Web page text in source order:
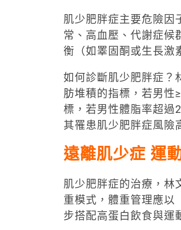
肌少肥胖症主要危險因
常、高血壓、代謝症候
衡（如睪固酮或生長激
如何診斷肌少肥胖症？
肪堆積的指標，若男性
標，若男性體脂率超過
其罹患肌少肥胖症風險
遠離肌少症 運
肌少肥胖症的治療，林
重模式，體重管理應以
步搭配高蛋白飲食與運